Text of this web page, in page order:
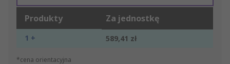
Produkty Za jednostkę
1 + 589,41 zł
*cena orientacyjna